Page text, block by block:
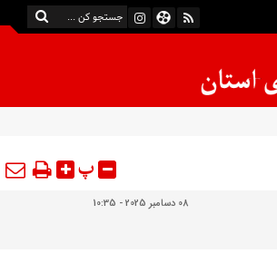
پ
08 دسامبر 2025 - 10:35